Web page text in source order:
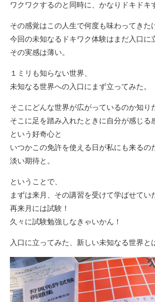
ワクワクするのと同時に、かなりドキドキ
その感覚はこの人生で何度も味わってきた
今回の未知なるドキワク体験はまだ入口に
その実感は薄い。
１ミリも知らない世界、
未知なる世界への入口にまず立ってみた。
そこにどんな世界が広がっているのか知り
そこに足を踏み入れたときに自分が感じる
という好奇心と
いつかこの免許を使える日が私にも来るの
淡い期待と。
ということで、
まずは来月、その講習を受けて学ばせてい
再来月には試験！
久々に試験勉強しなきゃいかん！
入口に立ってみた、新しい未知なる世界と